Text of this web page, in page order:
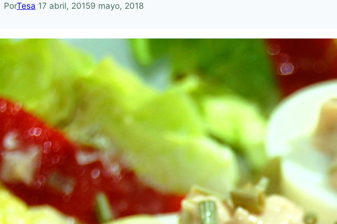
PorTesa 17 abril, 20159 mayo, 2018